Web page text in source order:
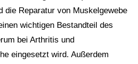
die Reparatur von Muskelgewebe
wichtigen Bestandteil des
bei Arthritis und
eingesetzt wird. Außerdem